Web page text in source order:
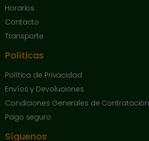
Horarios
Contacto
Transporte
Políticas
Política de Privacidad
Envíos y Devoluciones
Condiciones Generales de Contratación
Pago seguro
Síguenos